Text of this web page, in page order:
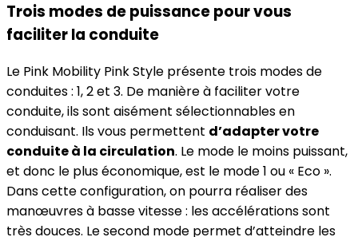
Trois modes de puissance pour vous
faciliter la conduite
Le Pink Mobility Pink Style présente trois modes de
conduites : 1, 2 et 3. De manière à faciliter votre
conduite, ils sont aisément sélectionnables en
conduisant. Ils vous permettent d’adapter votre
conduite à la circulation. Le mode le moins puissant,
et donc le plus économique, est le mode 1 ou « Eco ».
Dans cette configuration, on pourra réaliser des
manœuvres à basse vitesse : les accélérations sont
très douces. Le second mode permet d’atteindre les